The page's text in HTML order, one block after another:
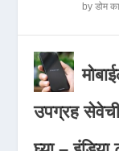
byडोम
उपग्रह